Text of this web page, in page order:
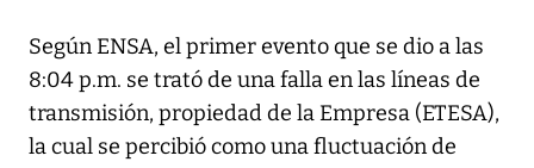
Según ENSA, el primer evento que se dio a las
8:04 p.m. se trató de una falla en las líneas de
transmisión, propiedad de la Empresa (ETESA),
la cual se percibió como una fluctuación de